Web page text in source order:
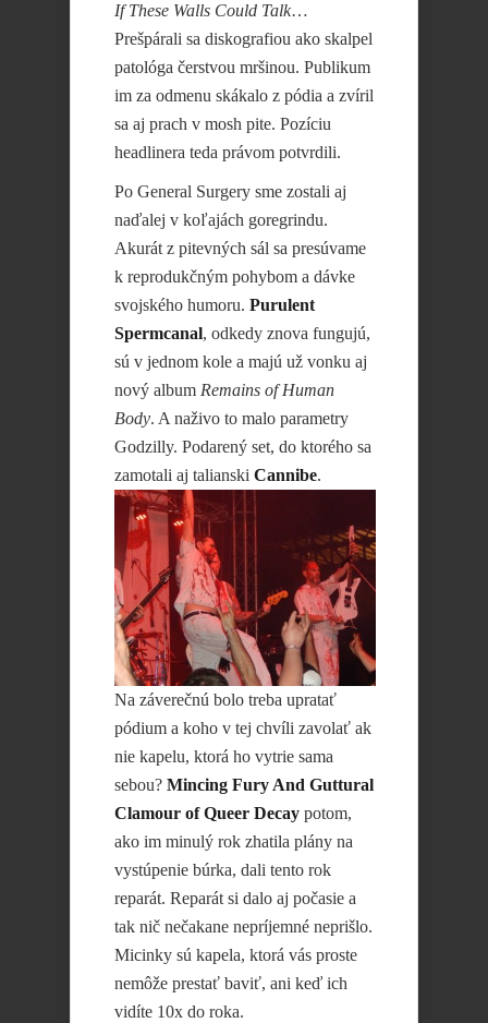
If These Walls Could Talk…
Prešpárali sa diskografiou ako skalpel
patológa čerstvou mršinou. Publikum
im za odmenu skákalo z pódia a zvíril
sa aj prach v mosh pite. Pozíciu
headlinera teda právom potvrdili.
Po General Surgery sme zostali aj
naďalej v koľajách goregrindu.
Akurát z pitevných sál sa presúvame
k reprodukčným pohybom a dávke
svojského humoru. Purulent
Spermcanal, odkedy znova fungujú,
sú v jednom kole a majú už vonku aj
nový album Remains of Human
Body. A naživo to malo parametry
Godzilly. Podarený set, do ktorého sa
zamotali aj talianski Cannibe.
Na záverečnú bolo treba upratať
pódium a koho v tej chvíli zavolať ak
nie kapelu, ktorá ho vytrie sama
sebou? Mincing Fury And Guttural
Clamour of Queer Decay potom,
ako im minulý rok zhatila plány na
vystúpenie búrka, dali tento rok
reparát. Reparát si dalo aj počasie a
tak nič nečakane nepríjemné neprišlo.
Micinky sú kapela, ktorá vás proste
nemôže prestať baviť, ani keď ich
vidíte 10x do roka.